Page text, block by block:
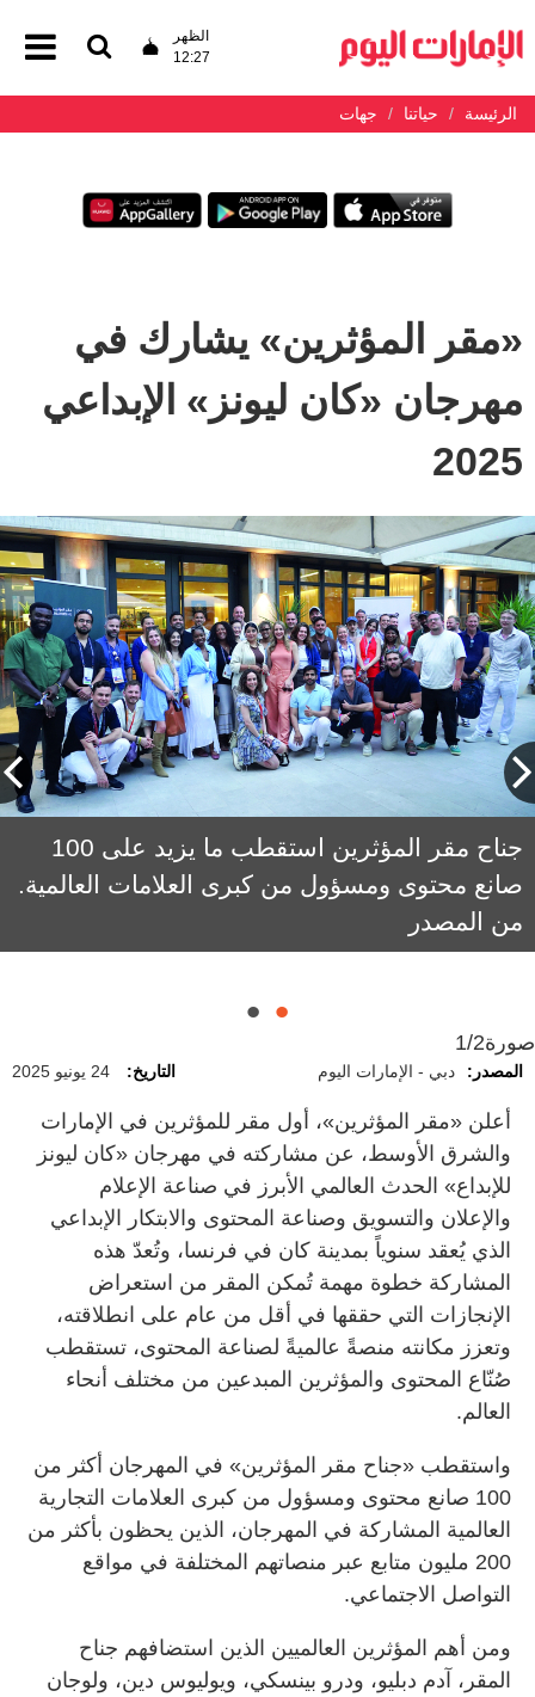
الظهر
12:27
الرئيسة حياتنا جهات
«مقر المؤثرين» يشارك في
مهرجان «كان ليونز» الإبداعي
2025
جناح مقر المؤثرين استقطب ما يزيد على 100
صانع محتوى ومسؤول من كبرى العلامات العالمية.
من المصدر
عالية الحمادي: مشاركة «مقر المؤثرين» في
المهرجان تعزز مكانة المقر على الصعيدين
الإقليمي والدولي، وتبرز دوره منصةً عالميةً تجمع
صُنّاع المحتوى والمؤثرين.
صورة1/2
المصدر: دبي - الإمارات اليوم التاريخ: 24 يونيو 2025
أعلن «مقر المؤثرين»، أول مقر للمؤثرين في الإمارات
والشرق الأوسط، عن مشاركته في مهرجان «كان ليونز
للإبداع» الحدث العالمي الأبرز في صناعة الإعلام
والإعلان والتسويق وصناعة المحتوى والابتكار الإبداعي
الذي يُعقد سنوياً بمدينة كان في فرنسا، وتُعدّ هذه
المشاركة خطوة مهمة تُمكن المقر من استعراض
الإنجازات التي حققها في أقل من عام على انطلاقته،
وتعزز مكانته منصةً عالميةً لصناعة المحتوى، تستقطب
صُنّاع المحتوى والمؤثرين المبدعين من مختلف أنحاء
العالم.
واستقطب «جناح مقر المؤثرين» في المهرجان أكثر من
100 صانع محتوى ومسؤول من كبرى العلامات التجارية
العالمية المشاركة في المهرجان، الذين يحظون بأكثر من
200 مليون متابع عبر منصاتهم المختلفة في مواقع
التواصل الاجتماعي.
ومن أهم المؤثرين العالميين الذين استضافهم جناح
المقر، آدم دبليو، ودرو بينسكي، ويوليوس دين، ولوجان